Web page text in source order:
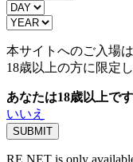
本サイトへのご入場は
18歳以上の方に限定
あなたは18歳以上で
いいえ
RE NET is only